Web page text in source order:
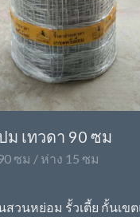
ม เทวดา 90 ซม
ซม / ห่าง 15 ซม
สวนหย่อม รั้วเตี้ย กั้นเข